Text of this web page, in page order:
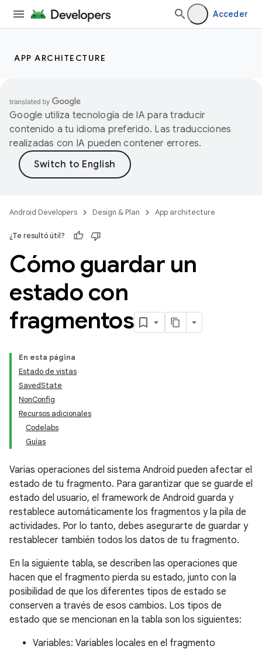
Acceder
APP ARCHITECTURE
Google utiliza tecnología de IA para traducir
contenido a tu idioma preferido. Las traducciones
realizadas con IA pueden contener errores.
Android Developers Design & Plan App architecture
¿Te resultó útil?
Cómo guardar un
estado con
fragmentos
En esta página
Estado de vistas
SavedState
NonConfig
Recursos adicionales
Codelabs
Guías
Varias operaciones del sistema Android pueden afectar el
estado de tu fragmento. Para garantizar que se guarde el
estado del usuario, el framework de Android guarda y
restablece automáticamente los fragmentos y la pila de
actividades. Por lo tanto, debes asegurarte de guardar y
restablecer también todos los datos de tu fragmento.
En la siguiente tabla, se describen las operaciones que
hacen que el fragmento pierda su estado, junto con la
posibilidad de que los diferentes tipos de estado se
conserven a través de esos cambios. Los tipos de
estado que se mencionan en la tabla son los siguientes:
Variables: Variables locales en el fragmento